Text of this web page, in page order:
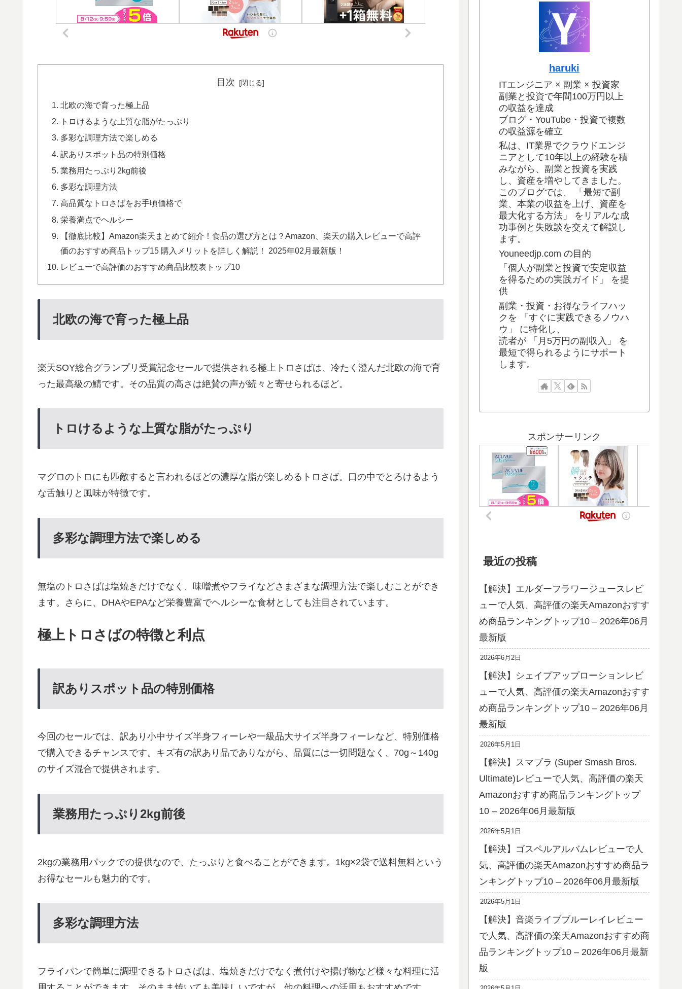
目次
北欧の海で育った極上品
トロけるような上質な脂がたっぷり
多彩な調理方法で楽しめる
訳ありスポット品の特別価格
業務用たっぷり2kg前後
多彩な調理方法
高品質なトロさばをお手頃価格で
栄養満点でヘルシー
【徹底比較】Amazon楽天まとめて紹介！食品の選び方とは？Amazon、楽天の購入レビューで高評
価のおすすめ商品トップ15 購入メリットを詳しく解説！ 2025年02月最新版！
レビューで高評価のおすすめ商品比較表トップ10
北欧の海で育った極上品
楽天SOY総合グランプリ受賞記念セールで提供される極上トロさばは、冷たく澄んだ北欧の海で育
った最高級の鯖です。その品質の高さは絶賛の声が続々と寄せられるほど。
トロけるような上質な脂がたっぷり
マグロのトロにも匹敵すると言われるほどの濃厚な脂が楽しめるトロさば。口の中でとろけるよう
な舌触りと風味が特徴です。
多彩な調理方法で楽しめる
無塩のトロさばは塩焼きだけでなく、味噌煮やフライなどさまざまな調理方法で楽しむことができ
ます。さらに、DHAやEPAなど栄養豊富でヘルシーな食材としても注目されています。
極上トロさばの特徴と利点
訳ありスポット品の特別価格
今回のセールでは、訳あり小中サイズ半身フィーレや一級品大サイズ半身フィーレなど、特別価格
で購入できるチャンスです。キズ有の訳あり品でありながら、品質には一切問題なく、70g～140g
のサイズ混合で提供されます。
業務用たっぷり2kg前後
2kgの業務用パックでの提供なので、たっぷりと食べることができます。1kg×2袋で送料無料という
お得なセールも魅力的です。
多彩な調理方法
フライパンで簡単に調理できるトロさばは、塩焼きだけでなく煮付けや揚げ物など様々な料理に活
haruki
ITエンジニア × 副業 × 投資家
副業と投資で年間100万円以上
の収益を達成
ブログ・YouTube・投資で複数
の収益源を確立
私は、IT業界でクラウドエンジ
ニアとして10年以上の経験を積
みながら、副業と投資を実践
し、資産を増やしてきました。
このブログでは、 「最短で副
業、本業の収益を上げ、資産を
最大化する方法」 をリアルな成
功事例と失敗談を交えて解説し
ます。
Youneedjp.com の目的
「個人が副業と投資で安定収益
を得るための実践ガイド」 を提
供
副業・投資・お得なライフハッ
クを 「すぐに実践できるノウハ
ウ」 に特化し、
読者が 「月5万円の副収入」 を
最短で得られるようにサポート
します。
スポンサーリンク
最近の投稿
【解決】エルダーフラワージュースレビ
ューで人気、高評価の楽天Amazonおすす
め商品ランキングトップ10 – 2026年06月
最新版
2026年6月2日
【解決】シェイプアップローションレビ
ューで人気、高評価の楽天Amazonおすす
め商品ランキングトップ10 – 2026年06月
最新版
2026年5月1日
【解決】スマブラ (Super Smash Bros.
Ultimate)レビューで人気、高評価の楽天
Amazonおすすめ商品ランキングトップ
10 – 2026年06月最新版
2026年5月1日
【解決】ゴスペルアルバムレビューで人
気、高評価の楽天Amazonおすすめ商品ラ
ンキングトップ10 – 2026年06月最新版
2026年5月1日
【解決】音楽ライブブルーレイレビュー
で人気、高評価の楽天Amazonおすすめ商
品ランキングトップ10 – 2026年06月最新
版